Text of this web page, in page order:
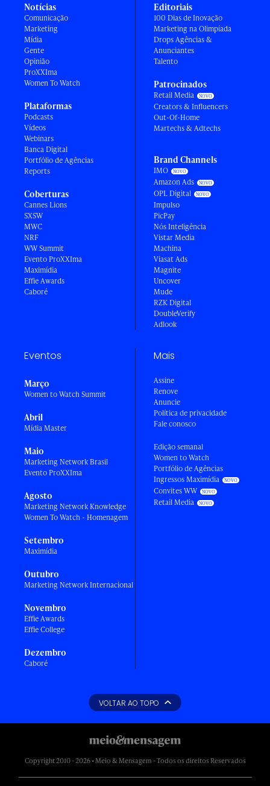
Notícias
Comunicação
Marketing
Mídia
Gente
Opinião
ProXXIma
Women To Watch
Plataformas
Podcasts
Vídeos
Webinars
Banca Digital
Portfólio de Agências
Reports
Coberturas
Cannes Lions
SXSW
MWC
NRF
WW Summit
Evento ProXXIma
Maximídia
Effie Awards
Caboré
Editoriais
100 Dias de Inovação
Marketing na Olimpíada
Drops Agências &
Anunciantes
Talento
Patrocinados
Retail Media
Creators & Influencers
Out-Of-Home
Martechs & Adtechs
Brand Channels
IMO
Amazon Ads
OPL Digital
Impulso
PicPay
Nós Inteligência
Vistar Media
Machina
Viasat Ads
Magnite
Uncover
Mude
RZK Digital
DoubleVerify
Adlook
Eventos
Março
Women to Watch Summit
Abril
Mídia Master
Maio
Marketing Network Brasil
Evento ProXXIma
Agosto
Marketing Network Knowledge
Women To Watch - Homenagem
Setembro
Maximídia
Outubro
Marketing Network Internacional
Novembro
Effie Awards
Effie College
Dezembro
Caboré
Mais
Assine
Renove
Anuncie
Política de privacidade
Fale conosco
Edição semanal
Women to Watch
Portfólio de Agências
Ingressos Maximídia
Convites WW
Retail Media
VOLTAR AO TOPO
Copyright 2010 - 2026 • Meio & Mensagem - Todos os direitos Reservados